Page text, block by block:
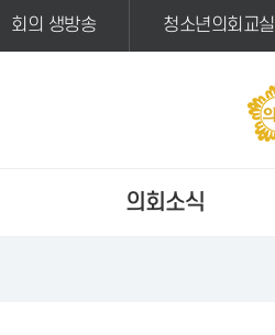
회의 생방송 청소년의회교실
의회소식